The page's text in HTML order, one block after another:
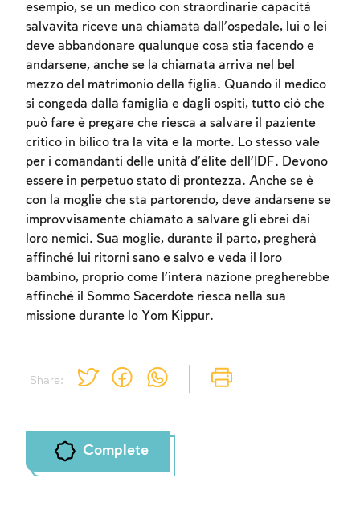
Share:
esempio, se un medico con straordinarie capacità
salvavita riceve una chiamata dall’ospedale, lui o lei
deve abbandonare qualunque cosa stia facendo e
andarsene, anche se la chiamata arriva nel bel
mezzo del matrimonio della figlia. Quando il medico
si congeda dalla famiglia e dagli ospiti, tutto ciò che
può fare è pregare che riesca a salvare il paziente
critico in bilico tra la vita e la morte. Lo stesso vale
per i comandanti delle unità d’élite dell’IDF. Devono
essere in perpetuo stato di prontezza. Anche se è
con la moglie che sta partorendo, deve andarsene se
improvvisamente chiamato a salvare gli ebrei dai
loro nemici. Sua moglie, durante il parto, pregherà
affinché lui ritorni sano e salvo e veda il loro
bambino, proprio come l’intera nazione pregherebbe
affinché il Sommo Sacerdote riesca nella sua
missione durante lo Yom Kippur.
Complete
Account required
To mark concepts as learned, you'll need
to create an account or log in.
Sign up Login